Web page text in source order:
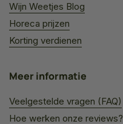
Wijn Weetjes Blog
Horeca prijzen
Korting verdienen
Meer informatie
Veelgestelde vragen (FAQ)
Hoe werken onze reviews?